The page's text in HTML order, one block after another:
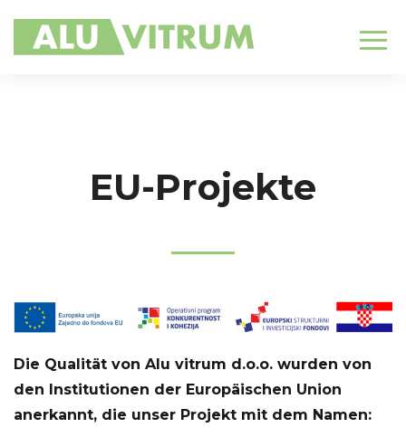
EU-Projekte
Die Qualität von Alu vitrum d.o.o. wurden von
den Institutionen der Europäischen Union
anerkannt, die unser Projekt mit dem Namen: